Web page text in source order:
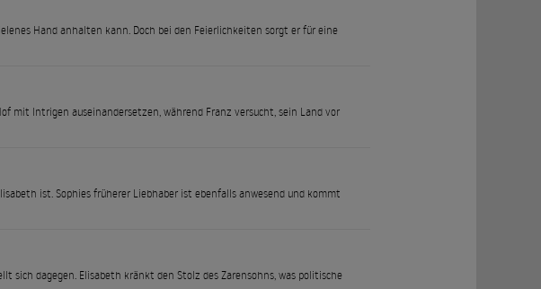
Hand anhalten kann. Doch bei den Feierlichkeiten sorgt er für eine
mit Intrigen auseinandersetzen, während Franz versucht, sein Land vor
ist. Sophies früherer Liebhaber ist ebenfalls anwesend und kommt
sich dagegen. Elisabeth kränkt den Stolz des Zarensohns, was politische